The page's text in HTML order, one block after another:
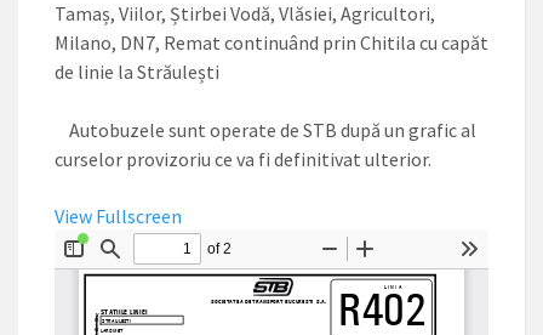
Tamaș, Viilor, Știrbei Vodă, Vlăsiei, Agricultori,
Milano, DN7, Remat continuând prin Chitila cu capăt
de linie la Străulești
Autobuzele sunt operate de STB după un grafic al
curselor provizoriu ce va fi definitivat ulterior.
View Fullscreen